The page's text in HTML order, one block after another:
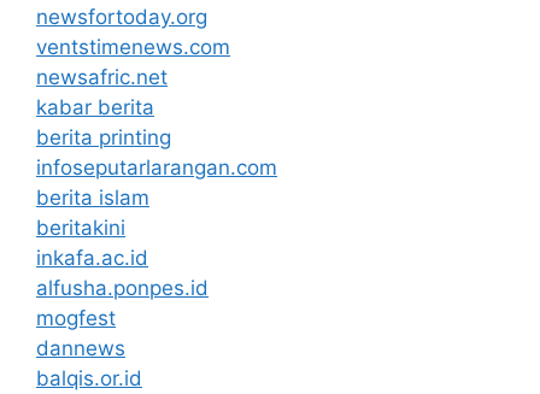
newsfortoday.org
ventstimenews.com
newsafric.net
kabar berita
berita printing
infoseputarlarangan.com
berita islam
beritakini
inkafa.ac.id
alfusha.ponpes.id
mogfest
dannews
balqis.or.id